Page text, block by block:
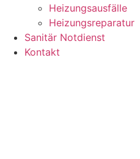
Heizungsausfälle
Heizungsreparatur
Sanitär Notdienst
Kontakt